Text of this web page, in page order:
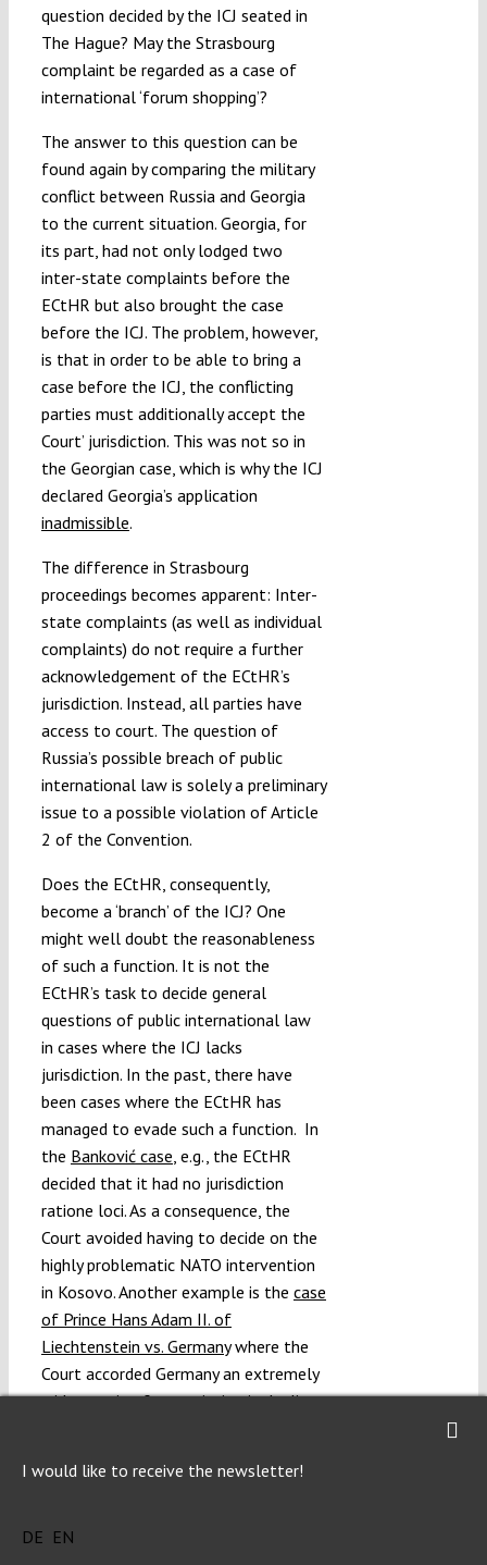
question decided by the ICJ seated in
The Hague? May the Strasbourg
complaint be regarded as a case of
international ‘forum shopping’?
The answer to this question can be
found again by comparing the military
conflict between Russia and Georgia
to the current situation. Georgia, for
its part, had not only lodged two
inter-state complaints before the
ECtHR but also brought the case
before the ICJ. The problem, however,
is that in order to be able to bring a
case before the ICJ, the conflicting
parties must additionally accept the
Court’ jurisdiction. This was not so in
the Georgian case, which is why the ICJ
declared Georgia’s application
inadmissible.
The difference in Strasbourg
proceedings becomes apparent: Inter-
state complaints (as well as individual
complaints) do not require a further
acknowledgement of the ECtHR’s
jurisdiction. Instead, all parties have
access to court. The question of
Russia’s possible breach of public
international law is solely a preliminary
issue to a possible violation of Article
2 of the Convention.
Does the ECtHR, consequently,
become a ‘branch’ of the ICJ? One
might well doubt the reasonableness
of such a function. It is not the
ECtHR’s task to decide general
questions of public international law
in cases where the ICJ lacks
jurisdiction. In the past, there have
been cases where the ECtHR has
managed to evade such a function. In
the Banković case , e.g., the ECtHR
decided that it had no jurisdiction
ratione loci. As a consequence, the
Court avoided having to decide on the
highly problematic NATO intervention
in Kosovo. Another example is the case
of Prince Hans Adam II. of
Liechtenstein vs. Germanywhere the
Court accorded Germany an extremely
wide margin of appreciation in dealing
same time, theICJ heldthat it had no
I would like to receive the newsletter!
DE EN